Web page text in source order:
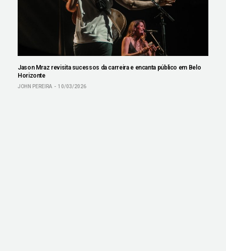
Jason Mraz revisita sucessos da carreira e encanta público em Belo
Horizonte
JOHN PEREIRA 10/03/2026